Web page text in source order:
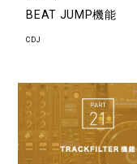
BEAT JUMP機能
CDJ